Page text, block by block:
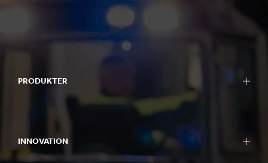
PRODUKTER
INNOVATION